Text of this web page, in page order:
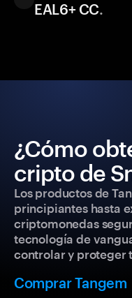
EAL6+ CC.
¿Cómo
cripto de
Los productos de
principiantes hasta
criptomonedas
tecnología de
controlar y proteger
Comprar Tangem